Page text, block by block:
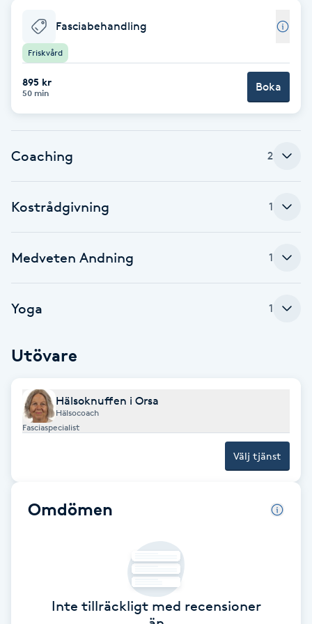
Babylights
Balayage
Barnklippning
Blowout
Brynplockning
C
Celluliter
Fasciabehandling
Friskvård
895 kr
50 min Boka
Coaching 2
Kostrådgivning 1
Medveten Andning 1
Yoga 1
Utövare
Hälsoknuffen i Orsa
Hälsocoach
Fasciaspecialist
Välj tjänst
Omdömen
Inte tillräckligt med recensioner